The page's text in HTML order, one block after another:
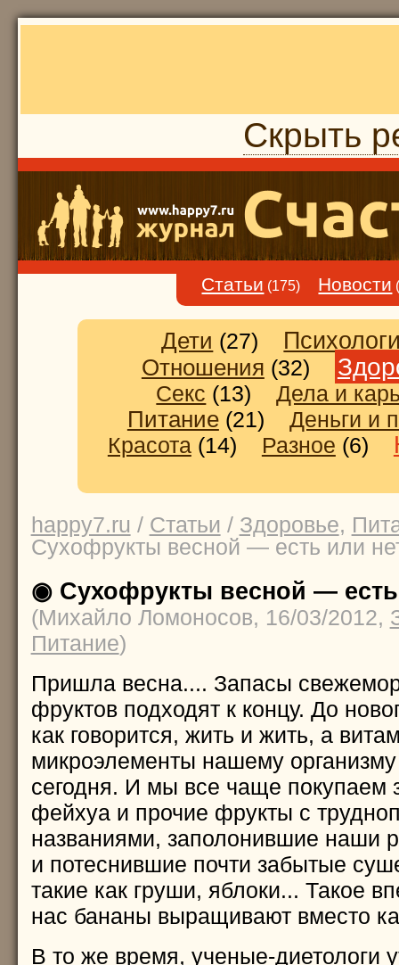
Скрыть
Статьи (175) Новости
Дети (27)
Отношения (32)
Секс (13) Дела и
Питание(21) Деньги и
Красота (14) Разное (6)
happy7.ru / Статьи / Здоровье,
Сухофрукты весной — есть или
◉ Сухофрукты весной —
(Михайло Ломоносов, 16/03/2012,
Питание)
Пришла весна.... Запасы
фруктов подходят к концу. До
как говорится, жить и жить, а
микроэлементы нашему
сегодня. И мы все чаще покупаем
фейхуа и прочие фрукты с
названиями, заполонившие наши
и потеснившие почти забытые
такие как груши, яблоки... Такое
нас бананы выращивают вместо
В то же время, ученые-диетологи